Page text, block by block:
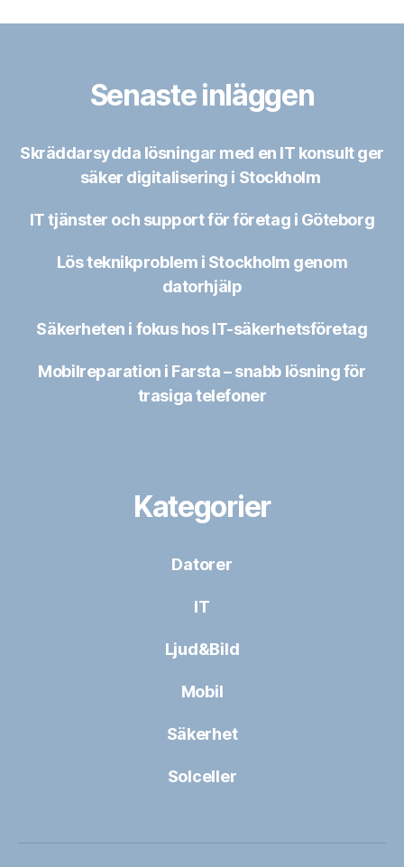
Senaste inläggen
Skräddarsydda lösningar med en IT konsult ger
säker digitalisering i Stockholm
IT tjänster och support för företag i Göteborg
Lös teknikproblem i Stockholm genom
datorhjälp
Säkerheten i fokus hos IT-säkerhetsföretag
Mobilreparation i Farsta – snabb lösning för
trasiga telefoner
Kategorier
Datorer
IT
Ljud&Bild
Mobil
Säkerhet
Solceller